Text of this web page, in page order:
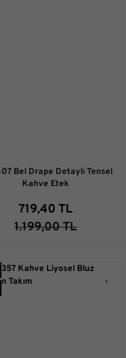
Bel Drape Detaylı Tensel
Kahve Etek
719,40 TL
1.199,00 TL